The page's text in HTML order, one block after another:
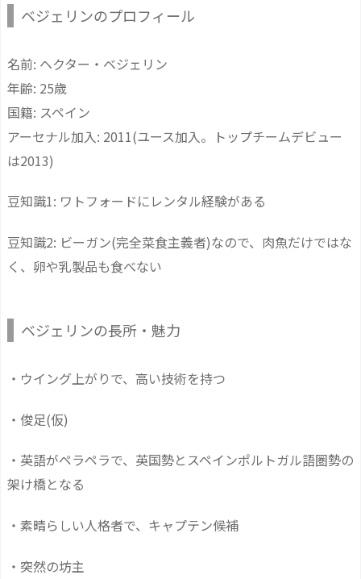
ベジェリンのプロフィール
名前: ヘクター・ベジェリン
年齢: 25歳
国籍: スペイン
アーセナル加入: 2011(ユース加入。トップチームデビュー
は2013)
豆知識1: ワトフォードにレンタル経験がある
豆知識2: ビーガン(完全菜食主義者)なので、肉魚だけではな
く、卵や乳製品も食べない
ベジェリンの長所・魅力
・ウイング上がりで、高い技術を持つ
・俊足(仮)
・英語がペラペラで、英国勢とスペインポルトガル語圏勢の
架け橋となる
・素晴らしい人格者で、キャプテン候補
・突然の坊主